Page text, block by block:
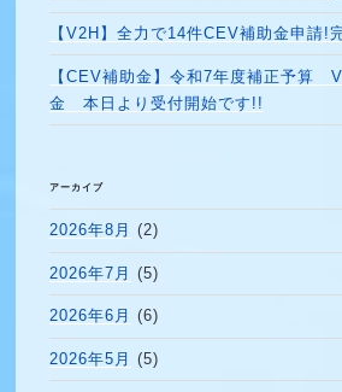
【V2H】全力で14件CEV補助金申請!
【CEV補助金】令和7年度補正予算
金 本日より受付開始です!!
アーカイブ
2026年8月 (2)
2026年7月 (5)
2026年6月 (6)
2026年5月 (5)